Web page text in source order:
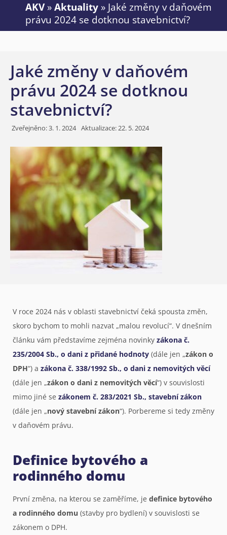
AKV» Aktuality » Jaké změny v daňovém
právu 2024 se dotknou stavebnictví?
Jaké změny v daňovém
právu 2024 se dotknou
stavebnictví?
Zveřejněno:3. 1. 2024 Aktualizace: 22. 5. 2024
V roce 2024 nás v oblasti stavebnictví čeká spousta změn,
skoro bychom to mohli nazvat „malou revolucí“. V dnešním
článku vám představíme zejména novinky zákona č.
235/2004 Sb., o dani z přidané hodnoty (dále jen „zákon o
DPH“) a zákona č. 338/1992 Sb., o dani z nemovitých věcí
(dále jen „zákon o dani z nemovitých věcí“) v souvislosti
mimo jiné se zákonem č. 283/2021 Sb., stavební zákon
(dále jen „nový stavební zákon“). Porbereme si tedy změny
v daňovém právu.
Definice bytového a
rodinného domu
První změna, na kterou se zaměříme, je definice bytového
a rodinného domu (stavby pro bydlení) v souvislosti se
zákonem o DPH.